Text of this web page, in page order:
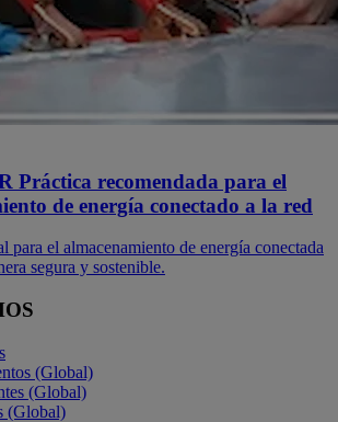
Práctica recomendada para el
de energía conectado a la red
para el almacenamiento de energía conectada
segura y sostenible.
(Global)
(Global)
(Global)